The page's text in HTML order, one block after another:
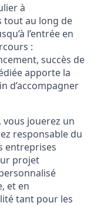
à
tout au long de
l’entrée en
:
succès de
apporte la
d’accompagner
, vous jouerez un
responsable du
entreprises
projet
et en
tant pour les